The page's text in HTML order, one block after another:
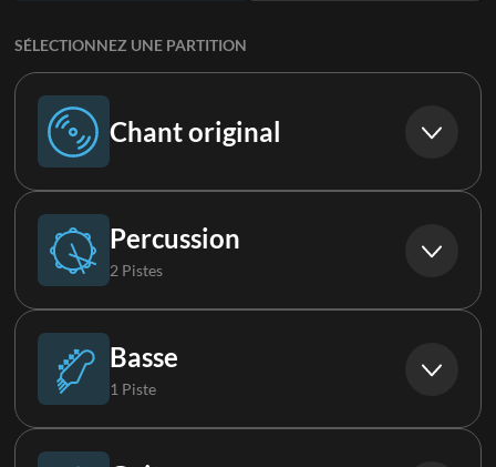
SÉLECTIONNEZ UNE PARTITION
Chant original
Chant original
Percussion
2 Pistes
Boucle
FX
Basse
1 Piste
Basse Synthé